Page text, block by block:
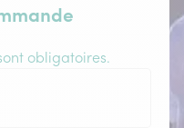
obligatoires.